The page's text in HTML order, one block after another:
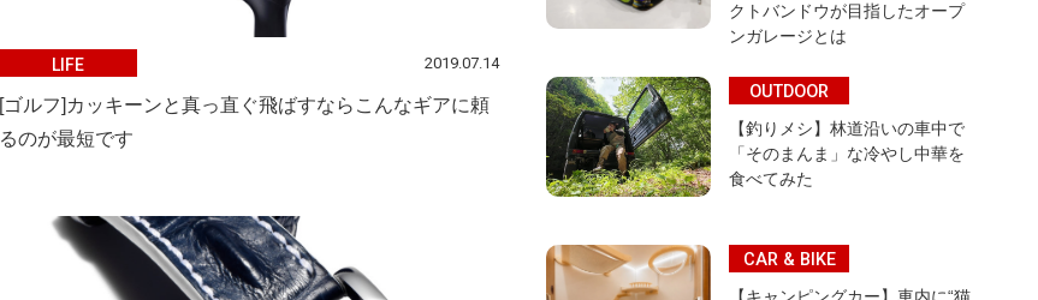
LIFE 2019.07.14
[ゴルフ]カッキーンと真っ直ぐ飛ばすならこんなギアに頼
るのが最短です
クトバンドウが目指したオープ
ンガレージとは
OUTDOOR
【釣りメシ】林道沿いの車中で
「そのまんま」な冷やし中華を
食べてみた
CAR & BIKE